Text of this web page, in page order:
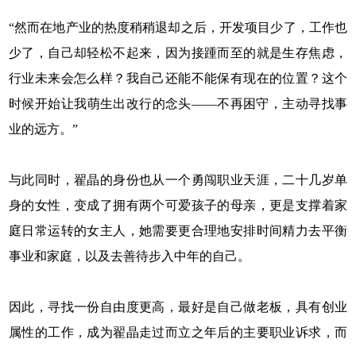
“然而在地产业的热度稍稍退却之后，开发项目少了，工作也
少了，自己却轻松不起来，因为接踵而至的就是生存焦虑，
行业未来会怎么样？我自己还能不能保有现在的位置？这个
时候开始让我萌生出改行的念头——不再困守，主动寻找事
业的远方。”
与此同时，翟晶的身份也从一个勇闯职业天涯，二十几岁单
身的女性，变成了拥有两个可爱孩子的母亲，更是支撑着家
庭日常运转的女主人，她需要更合理地安排时间精力去平衡
事业和家庭，以及去善待步入中年的自己。
因此，寻找一份自由度更高，最好是自己做老板，具有创业
属性的工作，成为翟晶走过而立之年后的主要职业诉求，而